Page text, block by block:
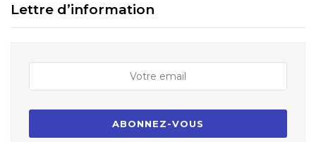
Lettre d’information